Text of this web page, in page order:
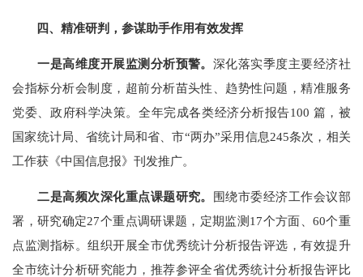
四、精准研判，参谋助手作用有效发挥
一是高维度开展监测分析预警。 深化落实季度主要经济社
会指标分析会制度，超前分析苗头性、趋势性问题，精准服务
党委、政府科学决策。全年完成各类经济分析报告100 篇，被
国家统计局 、省统计局和省、市“两办”采用信息245条次，相关
工作获《中国信息报》刊发推广。
二是高频次深化重点课题研究。 围绕市委经济工作会议部
署，研究确定27个重点调研课题，定期监测 17个方面、60个重
点监测指标。组织开展全市优秀统计分析报告评选，有效提升
全市统计分析研究能力，推荐参评全省优秀统计分析报告评比